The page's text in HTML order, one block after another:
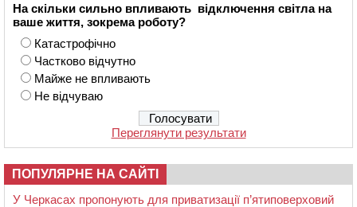
На скільки сильно впливають відключення світла на
ваше життя, зокрема роботу?
Катастрофічно
Частково відчутно
Майже не впливають
Не відчуваю
Переглянути результати
ПОПУЛЯРНЕ НА САЙТІ
У Черкасах пропонують для приватизації п’ятиповерховий